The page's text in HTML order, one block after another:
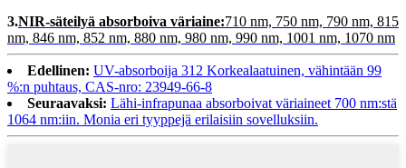
3.NIR-säteilyä absorboiva väriaine:710 nm, 750 nm, 790 nm, 815
nm, 846 nm, 852 nm, 880 nm, 980 nm, 990 nm, 1001 nm, 1070 nm
Edellinen: UV-absorboija 312 Korkealaatuinen, vähintään 99
%:n puhtaus, CAS-nro: 23949-66-8
Seuraavaksi: Lähi-infrapunaa absorboivat väriaineet 700 nm:stä
1064 nm:iin. Monia eri tyyppejä erilaisiin sovelluksiin.